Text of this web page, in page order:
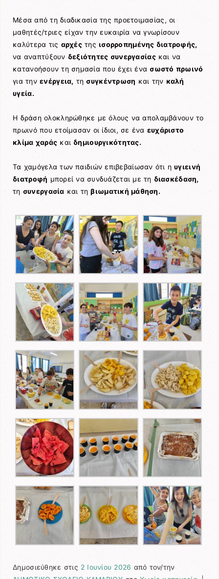
Μέσα από τη διαδικασία της προετοιμασίας, οι
μαθητές/τριες είχαν την ευκαιρία να γνωρίσουν
καλύτερα τις αρχέςτης ισορροπημένης διατροφής,
να αναπτύξουν δεξιότητες συνεργασίαςκαι να
κατανοήσουν τη σημασία που έχει ένασωστό πρωινό
για τηνενέργεια, τησυγκέντρωση και την καλή
υγεία.
Η δράση ολοκληρώθηκε με όλους να απολαμβάνουν το
πρωινό που ετοίμασαν οι ίδιοι, σε ένα ευχάριστο
κλίμα χαράς και δημιουργικότητας.
Τα χαμόγελα των παιδιών επιβεβαίωσαν ότι ηυγιεινή
διατροφή μπορεί να συνδυάζεται με τη διασκέδαση,
τη συνεργασία και τηβιωματική μάθηση.
Δημοσιεύθηκε στις 2 Ιουνίου 2026 από τον/την